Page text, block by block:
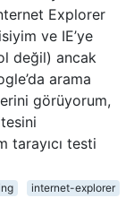
Explorer
ve IE’ye
değil) ancak
arama
görüyorum,
tarayıcı testi
internet-explorer